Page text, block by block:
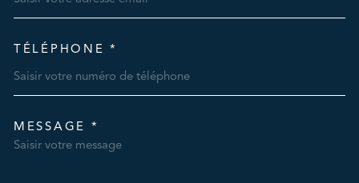
TÉLÉPHONE *
MESSAGE *